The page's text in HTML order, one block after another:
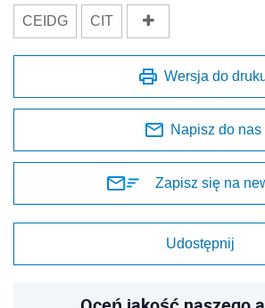
CEIDG CIT
Wersja do
Napisz do nas
Zapisz się na
Udostępnij